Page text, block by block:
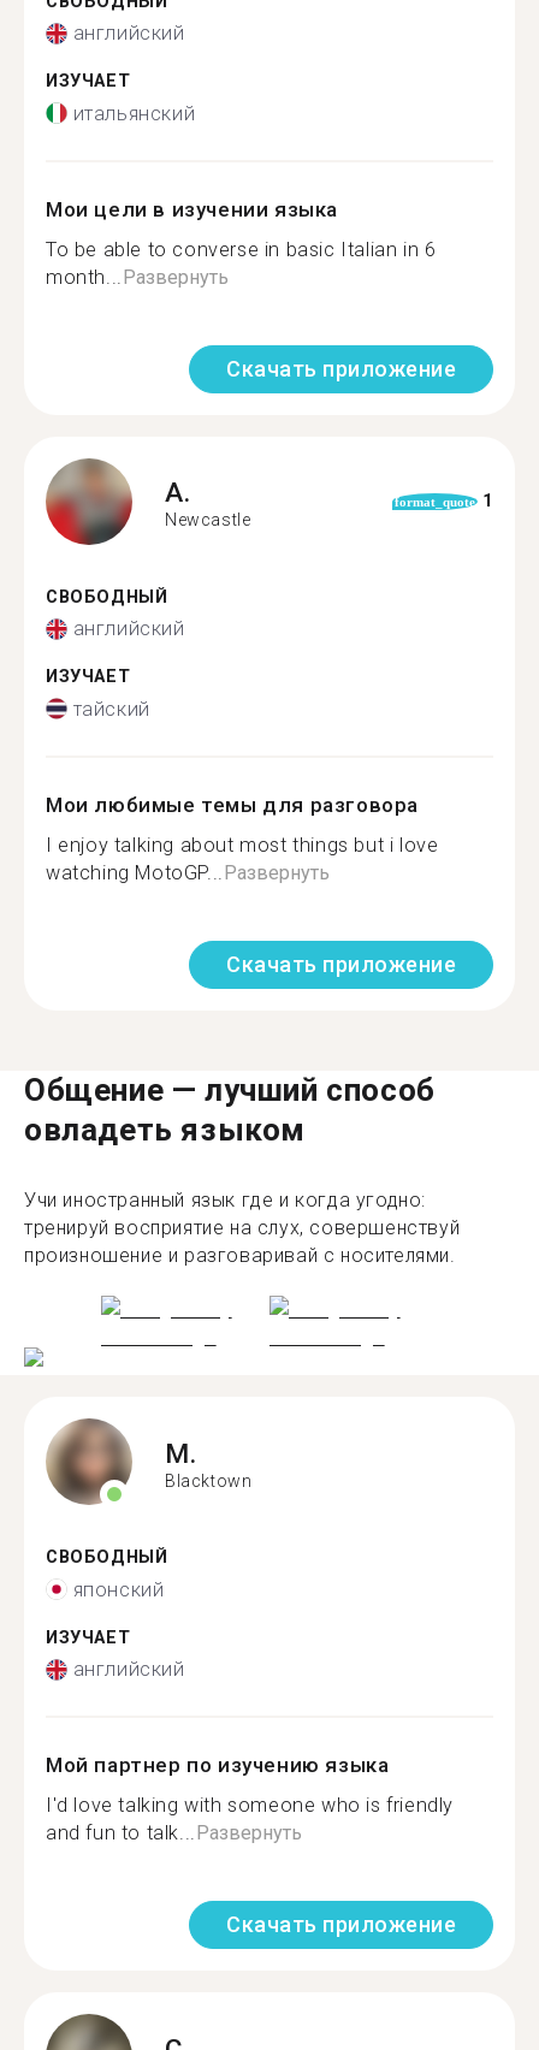
английский
ИЗУЧАЕТ
итальянский
Мои цели в изучении языка
To be able to converse in basic Italian in 6
month... Развернуть
Скачать приложение
A.
Newcastle
format_quote 1
СВОБОДНЫЙ
английский
ИЗУЧАЕТ
тайский
Мои любимые темы для разговора
I enjoy talking about most things but i love
watching MotoGP... Развернуть
Скачать приложение
Общение — лучший способ
овладеть языком
Учи иностранный язык где и когда угодно:
тренируй восприятие на слух, совершенствуй
произношение и разговаривай с носителями.
M.
Blacktown
СВОБОДНЫЙ
японский
ИЗУЧАЕТ
английский
Мой партнер по изучению языка
I'd love talking with someone who is friendly
and fun to talk...Развернуть
Скачать приложение